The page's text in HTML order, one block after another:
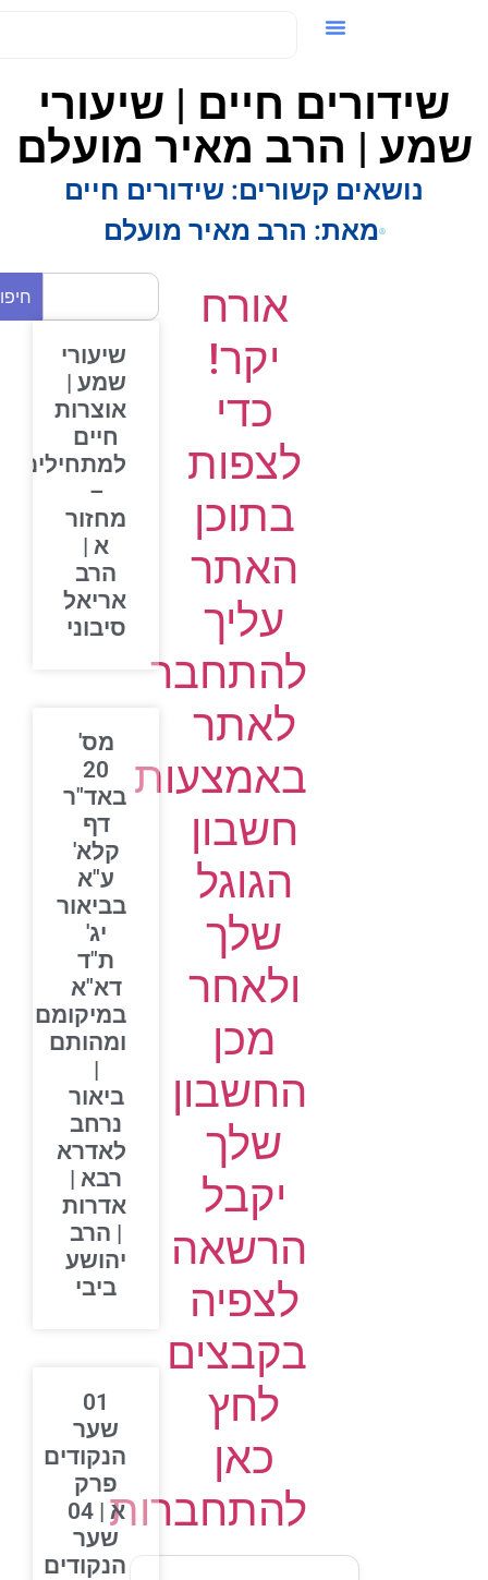
שידורים חיים | שיעורי
| הרב מאיר מועלם
נושאים קשורים: שידורים חיים
מאת:הרב מאיר מועלם
אורח
יקר!
כדי
לצפות
בתוכן
האתר
עליך
להתחבר
לאתר
באמצעות
חשבון
הגוגל
שלך
ולאחר
מכן
החשבון
שלך
יקבל
הרשאה
לצפיה
בקבצים
לחץ
כאן
להתחברות
חיפוש
שיעורי
שמע |
אוצרות
חיים
למתחילים
מחזור
א |
הרב
אריאל
סיבוני
מס'
20
באד"ר
דף
קלא'
ע"א
בביאור
ת"ד
דא"א
במיקומם
ומהותם
ביאור
נרחב
לאדרא
רבא |
אדרות
| הרב
יהושע
ביבי
שער
הנקודים
פרק
א | 04
שער
הנקודים